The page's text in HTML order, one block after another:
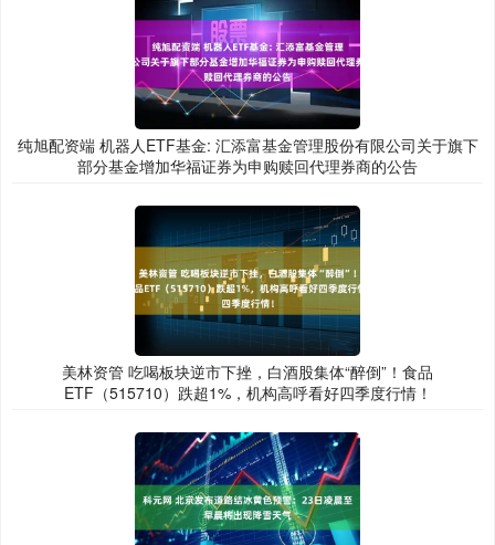
纯旭配资端 机器人ETF基金: 汇添富基金管理股份有限公司关于旗下
部分基金增加华福证券为申购赎回代理券商的公告
美林资管 吃喝板块逆市下挫，白酒股集体“醉倒”！食品
ETF（515710）跌超1%，机构高呼看好四季度行情！